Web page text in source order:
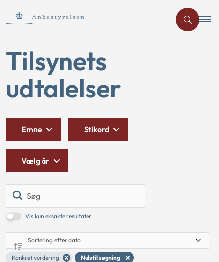
Tilsynets
udtalelser
Vis kun eksakte resultater
Konkret vurdering Nulstil søgning
Emne Stikord
Vælg år